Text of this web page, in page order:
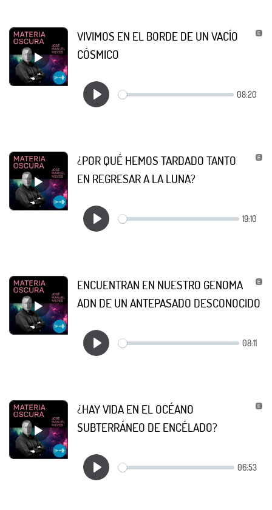
VIVIMOS EN EL BORDE DE UN VACÍO
CÓSMICO
¿POR QUÉ HEMOS TARDADO TANTO
EN REGRESAR A LA LUNA?
ENCUENTRAN EN NUESTRO GENOMA
ADN DE UN ANTEPASADO DESCONOCIDO
¿HAY VIDA EN EL OCÉANO
SUBTERRÁNEO DE ENCÉLADO?